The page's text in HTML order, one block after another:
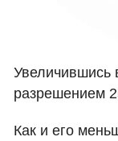
Увеличившись
разрешением
Как и его